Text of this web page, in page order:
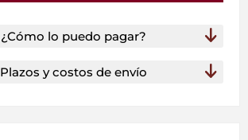
¿Cómo lo puedo pagar?
Plazos y costos de envío